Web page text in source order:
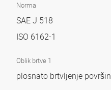
Norma
SAE J 518
ISO 6162-1
Oblik brtve 1
plosnato brtvljenje